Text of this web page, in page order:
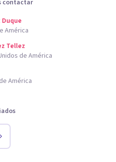
contactar
América
Tellez
de América
América